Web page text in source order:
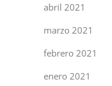
abril 2021
marzo 2021
febrero 2021
enero 2021